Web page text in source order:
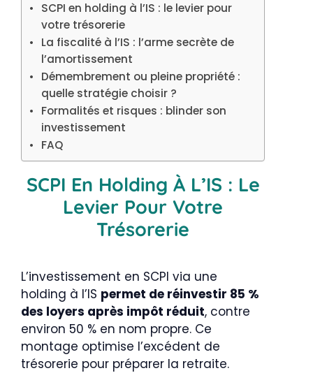
SCPI en holding à l’IS : le levier pour
votre trésorerie
La fiscalité à l’IS : l’arme secrète de
l’amortissement
Démembrement ou pleine propriété :
quelle stratégie choisir ?
Formalités et risques : blinder son
investissement
FAQ
SCPI En Holding À L’IS : Le
Levier Pour Votre
Trésorerie
L’investissement en SCPI via une
holding à l’IS permet de réinvestir 85 %
des loyers après impôt réduit, contre
environ 50 % en nom propre. Ce
montage optimise l’excédent de
trésorerie pour préparer la retraite.